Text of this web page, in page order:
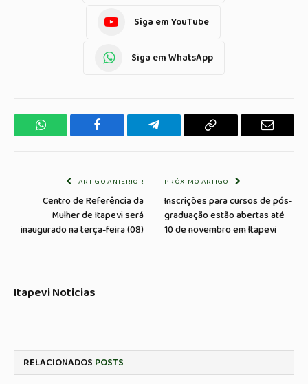
Siga em YouTube
Siga em WhatsApp
WhatsApp Facebook Telegrama Copiar
E-
ARTIGO ANTERIOR
Centro de Referência da
Mulher de Itapevi será
inaugurado na terça-feira (08)
PRÓXIMO ARTIGO
Inscrições para cursos de pós-
graduação estão abertas até
10 de novembro em Itapevi
Itapevi Noticias
RELACIONADOS POSTS